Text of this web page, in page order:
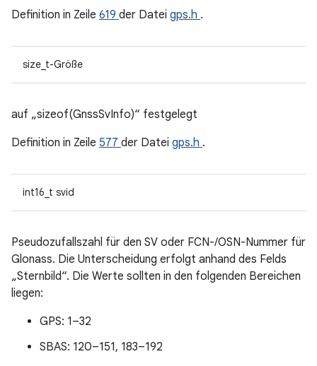
Definition in Zeile 619 der Datei gps.h .
size_t-Größe
auf „sizeof(GnssSvInfo)“ festgelegt
Definition in Zeile 577 der Datei gps.h .
int16_t svid
Pseudozufallszahl für den SV oder FCN-/OSN-Nummer für
Glonass. Die Unterscheidung erfolgt anhand des Felds
„Sternbild“. Die Werte sollten in den folgenden Bereichen
liegen:
GPS: 1–32
SBAS: 120–151, 183–192